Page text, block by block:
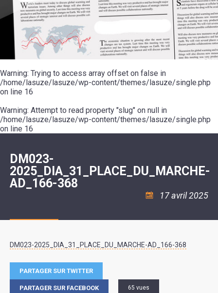
20ÈME
SIÈCLE
RÉUNIONS
DU
CONSEIL
MUNICIPAL
ARRÊTÉS
DÉCISIONS
MAIRE
MOT
DE
LA
MINORITÉ
LES
ÉCOLES
COLLÈGE
ESPACE
JEUNES
11
18
:
ASSOCIATION
COULÉE
DOUCE
ENVIRONNEMENT
L'EAU
L'ASSAINISSEMENT
RÉSIDENCE
AUTONOMIE
LE
CCAS
LA
POLICE
SÉCURITÉ
/
RISQUES
MAJEURS
MUSIQUE
L'ÉCOLE
COMMUNAUTAIRE
DANSE
PISCINE
ASSOCIATIONS
VOIE
VERTE
VISITES
DÉCOUVERTES
LES
RANDONNÉES
LE
POUR
CAMPING-
CARS
TENTES
CARAVANES
LA
HALTE
FLUVIALE
LA
SUZE
Warning: Trying to access array offset on false in
/home/lasuze/lasuze/wp-content/themes/lasuze/single.php
on line 16
Warning: Attempt to read property "slug" on null in
/home/lasuze/lasuze/wp-content/themes/lasuze/single.php
on line 16
DM023-
2025_DIA_31_PLACE_DU_MARCHE-
AD_166-368
17 avril 2025
DM023-2025_DIA_31_PLACE_DU_MARCHE-AD_166-368
PARTAGER SUR TWITTER
PARTAGER SUR FACEBOOK 65 vues